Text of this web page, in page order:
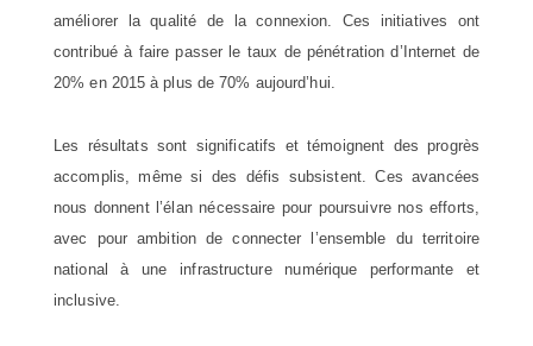
améliorer la qualité de la connexion. Ces initiatives ont
contribué à faire passer le taux de pénétration d’Internet de
20% en 2015 à plus de 70% aujourd’hui.
Les résultats sont significatifs et témoignent des progrès
accomplis, même si des défis subsistent. Ces avancées
nous donnent l’élan nécessaire pour poursuivre nos efforts,
avec pour ambition de connecter l’ensemble du territoire
national à une infrastructure numérique performante et
inclusive.